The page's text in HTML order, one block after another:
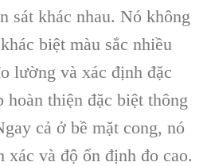
sát khác nhau. Nó không
biệt màu sắc nhiều
lường và xác định đặc
hoàn thiện đặc biệt thông
cả ở bề mặt cong, nó
xác và độ ổn định đo cao.